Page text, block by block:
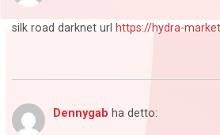
silk road darknet url https://hydra-
Dennygab ha detto: